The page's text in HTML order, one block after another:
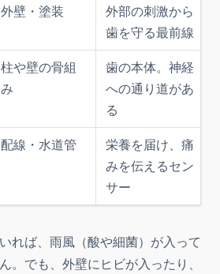
外壁・塗装
外部の刺激から
歯を守る最前線
柱や壁の骨組
み
歯の本体。神経
への通り道があ
る
配線・水道管
栄養を届け、痛
みを伝えるセン
サー
れば、雨風（酸や細菌）が入って
。でも、外壁にヒビが入ったり、